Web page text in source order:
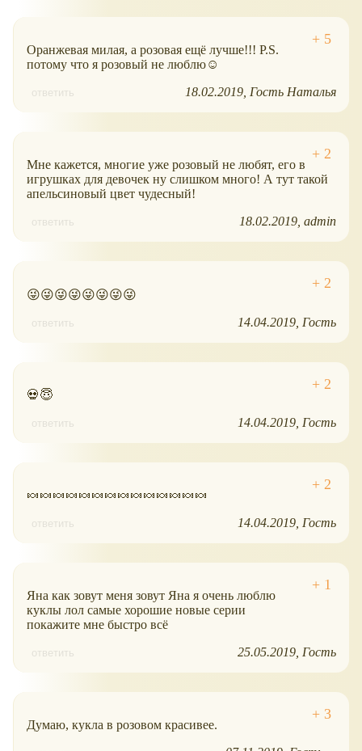
Оранжевая милая, а розовая ещё лучше!!! P.S.
потому что я розовый не люблю☺
ответить 18.02.2019 Гость Наталья
Мне кажется, многие уже розовый не любят, его в
игрушках для девочек ну слишком много! А тут такой
апельсиновый цвет чудесный!
ответить 18.02.2019 admin
😜😜😜😜😜😜😜😜
ответить 14.04.2019 Гость
💀😇
ответить 14.04.2019 Гость
🍬🍬🍬🍬🍬🍬🍬🍬🍬🍬🍬🍬🍬🍬
ответить 14.04.2019 Гость
Яна как зовут меня зовут Яна я очень люблю
куклы лол самые хорошие новые серии
покажите мне быстро всё
ответить 25.05.2019 Гость
Думаю, кукла в розовом красивее.